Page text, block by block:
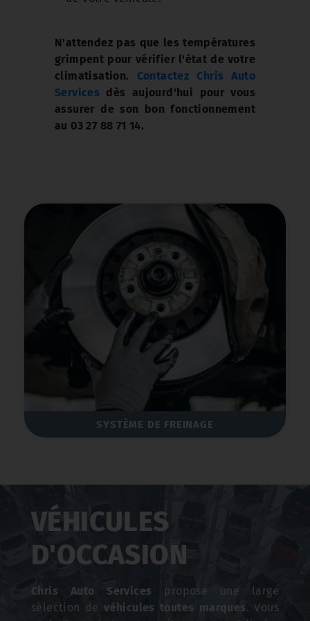
N'attendez pas que les températures
grimpent pour vérifier l'état de votre
climatisation. Contactez Chris Auto
Services dès aujourd'hui pour vous
assurer de son bon fonctionnement
au 03 27 88 71 14.
SYSTÈME DE FREINAGE
VÉHICULES
D'OCCASION
Chris Auto Services propose une large
sélection devéhicules toutes marques. Vous